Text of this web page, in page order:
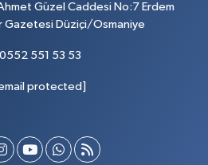
Güzel Caddesi No:7 Erdem
Gazetesi Düziçi/Osmaniye
0552 551 53 53
protected]